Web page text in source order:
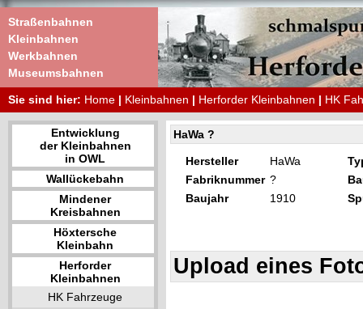
Straßenbahnen
Kleinbahnen
Werkbahnen
Museumsbahnen
Sie sind hier: Home | Kleinbahnen | Herforder Kleinbahnen | HK
Entwicklung
der Kleinbahnen
in OWL
Wallückebahn
Mindener
Kreisbahnen
Höxtersche
Kleinbahn
Herforder
Kleinbahnen
HK Fahrzeuge
HaWa ?
Hersteller HaWa
Fabriknummer ?
Baujahr
1910
Upload eines